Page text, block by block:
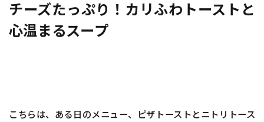
チーズたっぷり！カリふわトーストと
心温まるスープ
こちらは、ある日のメニュー、ピザトーストとニトリトース